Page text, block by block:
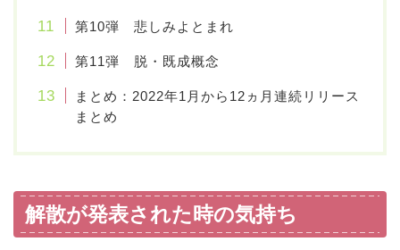
第10弾 悲しみよとまれ
第11弾 脱・既成概念
まとめ：2022年1月から12ヵ月連続リリース
まとめ
解散が発表された時の気持ち